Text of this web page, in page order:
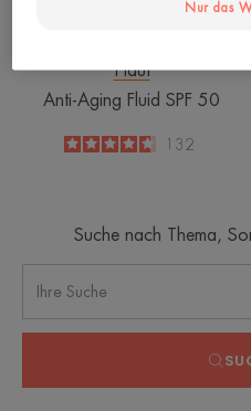
Haut
Anti-Aging Fluid SPF 50
4.6
/5132
Suche nach Thema,
Nur das